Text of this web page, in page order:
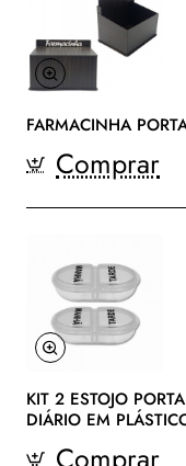
Comprar
KIT 2 ESTOJO
DIÁRIO EM
Comprar